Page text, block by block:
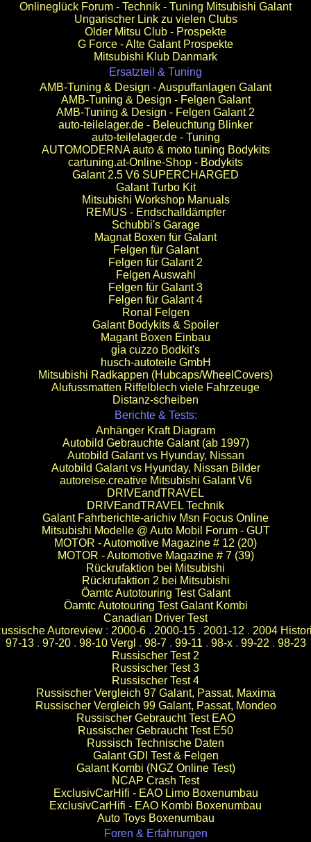
Onlineglück Forum - Technik - Tuning Mitsubishi Galant
Ungarischer Link zu vielen Clubs
Older Mitsu Club - Prospekte
G Force - Alte Galant Prospekte
Mitsubishi Klub Danmark
Ersatzteil & Tuning
AMB-Tuning & Design - Auspuffanlagen Galant
AMB-Tuning & Design - Felgen Galant
AMB-Tuning & Design - Felgen Galant 2
auto-teilelager.de - Beleuchtung Blinker
auto-teilelager.de - Tuning
AUTOMODERNA auto & moto tuning Bodykits
cartuning.at-Online-Shop - Bodykits
Galant 2.5 V6 SUPERCHARGED
Galant Turbo Kit
Mitsubishi Workshop Manuals
REMUS - Endschalldämpfer
Schubbi's Garage
Magnat Boxen für Galant
Felgen für Galant
Felgen für Galant 2
Felgen Auswahl
Felgen für Galant 3
Felgen für Galant 4
Ronal Felgen
Galant Bodykits & Spoiler
Magant Boxen Einbau
gia cuzzo Bodkit's
husch-autoteile GmbH
Mitsubishi Radkappen (Hubcaps/WheelCovers)
Alufussmatten Riffelblech viele Fahrzeuge
Distanz-scheiben
Berichte & Tests:
Anhänger Kraft Diagram
Autobild Gebrauchte Galant (ab 1997)
Autobild Galant vs Hyunday, Nissan
Autobild Galant vs Hyunday, Nissan Bilder
autoreise.creative Mitsubishi Galant V6
DRIVEandTRAVEL
DRIVEandTRAVEL Technik
Galant Fahrberichte-arichiv Msn Focus Online
Mitsubishi Modelle @ Auto Mobil Forum - GUT
MOTOR - Automotive Magazine # 12 (20)
MOTOR - Automotive Magazine # 7 (39)
Rückrufaktion bei Mitsubishi
Rückrufaktion 2 bei Mitsubishi
Öamtc Autotouring Test Galant
Öamtc Autotouring Test Galant Kombi
Canadian Driver Test
Autoreview: 2000-6. 2000-15. 2001-12 . 2004
97-13. 97-20. 98-10 Vergl . 98-7. 99-11 . 98-x. 99-22 . 98-23
Russischer Test 2
Russischer Test 3
Russischer Test 4
Russischer Vergleich 97 Galant, Passat, Maxima
Russischer Vergleich 99 Galant, Passat, Mondeo
Russischer Gebraucht Test EAO
Russischer Gebraucht Test E50
Russisch Technische Daten
Galant GDI Test & Felgen
Galant Kombi (NGZ Online Test)
NCAP Crash Test
ExclusivCarHifi - EAO Limo Boxenumbau
ExclusivCarHifi - EAO Kombi Boxenumbau
Auto Toys Boxenumbau
Foren & Erfahrungen